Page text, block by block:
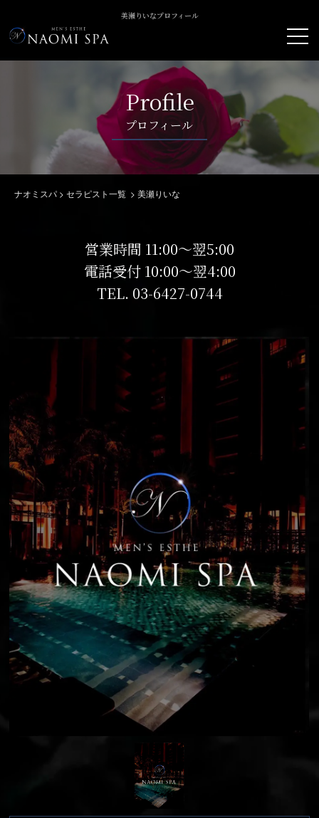
美瀬りいなプロフィール
Profile
プロフィール
ナオミスパ > セラピスト一覧 > 美瀬りいな
営業時間 11:00～翌5:00
電話受付 10:00～翌4:00
TEL. 03-6427-0744